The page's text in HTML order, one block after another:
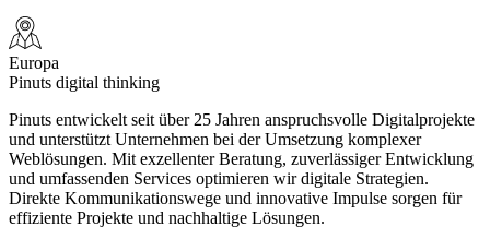
Europa
Pinuts digital thinking
Pinuts entwickelt seit über 25 Jahren anspruchsvolle Digitalprojekte
und unterstützt Unternehmen bei der Umsetzung komplexer
Weblösungen. Mit exzellenter Beratung, zuverlässiger Entwicklung
und umfassenden Services optimieren wir digitale Strategien.
Direkte Kommunikationswege und innovative Impulse sorgen für
effiziente Projekte und nachhaltige Lösungen.